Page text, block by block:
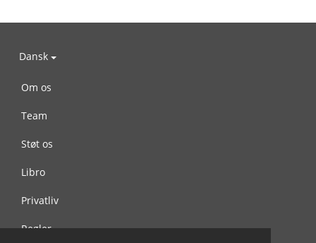
Dansk
Om os
Team
Støt os
Libro
Privatliv
Regler